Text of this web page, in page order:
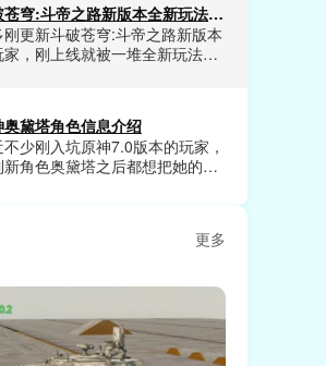
能强度争议一直没停过。小编把
技能的实战细节全测了一遍，今
给大家详细讲讲镇邪人齐天大圣
斗破苍穹:斗帝之路新版本全新玩法有哪些
刚更新斗破苍穹:斗帝之路新版本
家，刚上线就被一堆全新玩法搞
直接解锁90%的新版本隐藏机
不管是组队秘境还是公平竞技，
拿到远超普通玩家的丰厚奖励。
奥黛塔角色信息介绍
少刚入坑原神7.0版本的玩家，
新角色奥黛塔之后都想把她的背
乱堆资源完全发挥不出她的辅助
实测数据整理完毕，从人物背景
心玩法都梳理清楚，不管是剧情
是强度党都能快速全面了解她，
就给大家带来原神奥黛塔的完整
信息介绍。
更多